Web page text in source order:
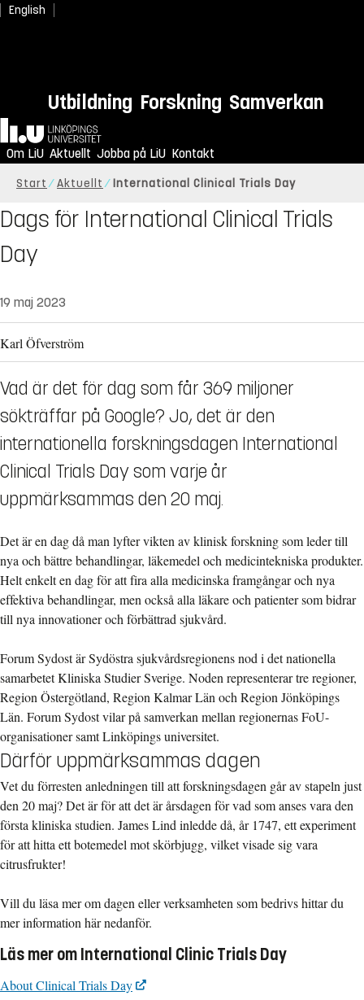
English
Utbildning Forskning Samverkan
Hem
Om LiU Aktuellt Jobba på LiU Kontakt
Start Aktuellt International Clinical Trials Day
Dags för International Clinical Trials
Day
19 maj 2023
Karl Öfverström
Vad är det för dag som får 369 miljoner
sökträffar på Google? Jo, det är den
internationella forskningsdagen International
Clinical Trials Day som varje år
uppmärksammas den 20 maj.
Det är en dag då man lyfter vikten av klinisk forskning som leder till
nya och bättre behandlingar, läkemedel och medicintekniska produkter.
Helt enkelt en dag för att fira alla medicinska framgångar och nya
effektiva behandlingar, men också alla läkare och patienter som bidrar
till nya innovationer och förbättrad sjukvård.
Forum Sydost är Sydöstra sjukvårdsregionens nod i det nationella
samarbetet Kliniska Studier Sverige. Noden representerar tre regioner,
Region Östergötland, Region Kalmar Län och Region Jönköpings
Län. Forum Sydost vilar på samverkan mellan regionernas FoU-
organisationer samt Linköpings universitet.
Därför uppmärksammas dagen
Vet du förresten anledningen till att forskningsdagen går av stapeln just
den 20 maj? Det är för att det är årsdagen för vad som anses vara den
första kliniska studien. James Lind inledde då, år 1747, ett experiment
för att hitta ett botemedel mot skörbjugg, vilket visade sig vara
citrusfrukter!
Vill du läsa mer om dagen eller verksamheten som bedrivs hittar du
mer information här nedanför.
Läs mer om International Clinic Trials Day
About Clinical Trials Day